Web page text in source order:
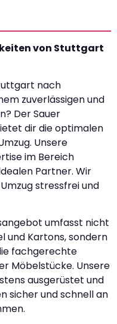
von Stuttgart
nach
zuverlässigen und
Der Sauer
dir die optimalen
Unsere
im Bereich
Partner. Wir
stressfrei und
umfasst nicht
und Kartons, sondern
fachgerechte
Möbelstücke. Unsere
ausgerüstet und
sicher und schnell an